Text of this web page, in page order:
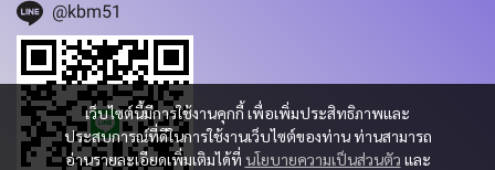
เว็บไซต์นี้มีการใช้งานคุกกี้ เพื่อเพิ่มประสิทธิภาพและ
ประสบการณ์ที่ดีในการใช้งานเว็บไซต์ของท่าน ท่านสามารถ
อ่านรายละเอียดเพิ่มเติมได้ที่ นโยบายความเป็นส่วนตัว และ
@kbm51